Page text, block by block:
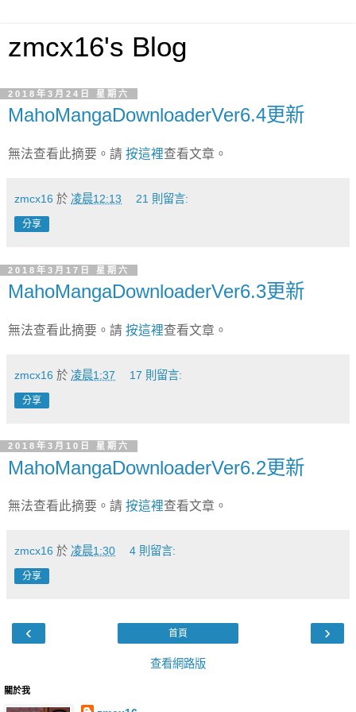
zmcx16's Blog
2018年3月24日 星期六
MahoMangaDownloaderVer6.4更新
無法查看此摘要。請 按這裡查看文章。
zmcx16 於 凌晨12:13 21 則留言:
分享
2018年3月17日 星期六
MahoMangaDownloaderVer6.3更新
無法查看此摘要。請 按這裡查看文章。
zmcx16 於 凌晨1:37 17 則留言:
分享
2018年3月10日 星期六
MahoMangaDownloaderVer6.2更新
無法查看此摘要。請 按這裡查看文章。
zmcx16 於 凌晨1:30 4 則留言:
分享
‹ ›
首頁
查看網路版
關於我